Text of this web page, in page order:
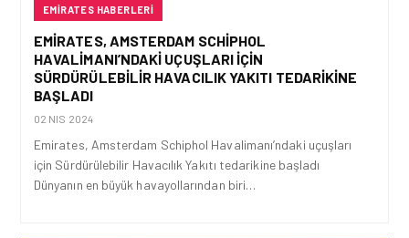
EMIRATES HABERLERI
EMIRATES, AMSTERDAM SCHIPHOL
HAVALIMANI’NDAKI UÇUŞLARI IÇIN
SÜRDÜRÜLEBILIR HAVACILIK YAKITI TEDARIKINE
BAŞLADI
02 NIS 2024
Emirates, Amsterdam Schiphol Havalimanı’ndaki uçuşları
için Sürdürülebilir Havacılık Yakıtı tedarikine başladı
Dünyanın en büyük havayollarından biri…